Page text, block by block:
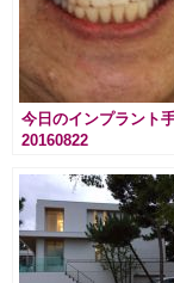
今日のインプラント
20160822